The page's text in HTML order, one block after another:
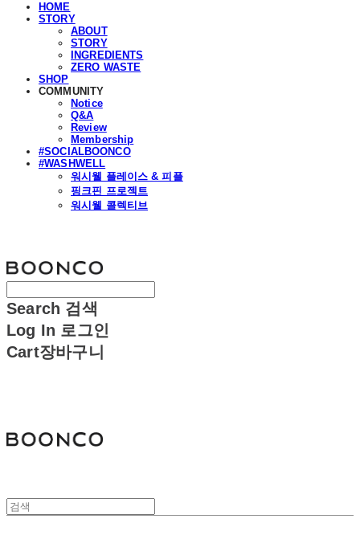
HOME
STORY
ABOUT
STORY
INGREDIENTS
ZERO WASTE
SHOP
COMMUNITY
Notice
Q&A
Review
Membership
#SOCIALBOONCO
#WASHWELL
워시웰 플레이스 & 피플
핑크핀 프로젝트
워시웰 콜렉티브
Search 검색
Log In 로그인
Cart장바구니